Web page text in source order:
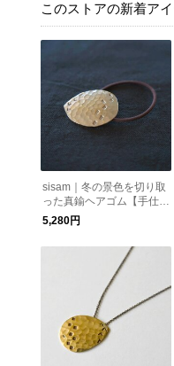
このストアの新着ア
sisam｜冬の景色を切り取
った真鍮ヘアゴム【手仕
事】【髪留め】【リングゴ
ム】 / ノゾキアナヘアゴム
5,280円